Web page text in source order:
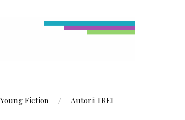
Young Fiction Autorii TREI